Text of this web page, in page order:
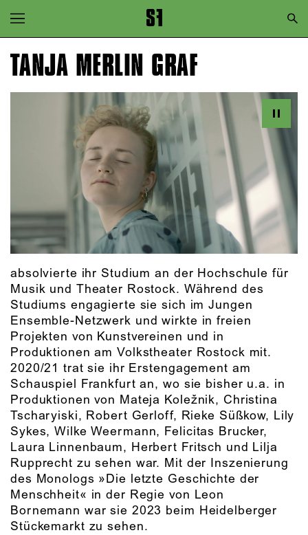
Zur Hauptnavigation springen
Zum Hauptinhalt springen
TANJA MERLIN GRAF
absolvierte ihr Studium an der Hochschule für
Musik und Theater Rostock. Während des
Studiums engagierte sie sich im Jungen
Ensemble-Netzwerk und wirkte in freien
Projekten von Kunstvereinen und in
Produktionen am Volkstheater Rostock mit.
2020/21 trat sie ihr Erstengagement am
Schauspiel Frankfurt an, wo sie bisher u.a. in
Produktionen von Mateja Koležnik, Christina
Tscharyiski, Robert Gerloff, Rieke Süßkow, Lily
Sykes, Wilke Weermann, Felicitas Brucker,
Laura Linnenbaum, Herbert Fritsch und Lilja
Rupprecht zu sehen war. Mit der Inszenierung
des Monologs »Die letzte Geschichte der
Menschheit« in der Regie von Leon
Bornemann war sie 2023 beim Heidelberger
Stückemarkt zu sehen.